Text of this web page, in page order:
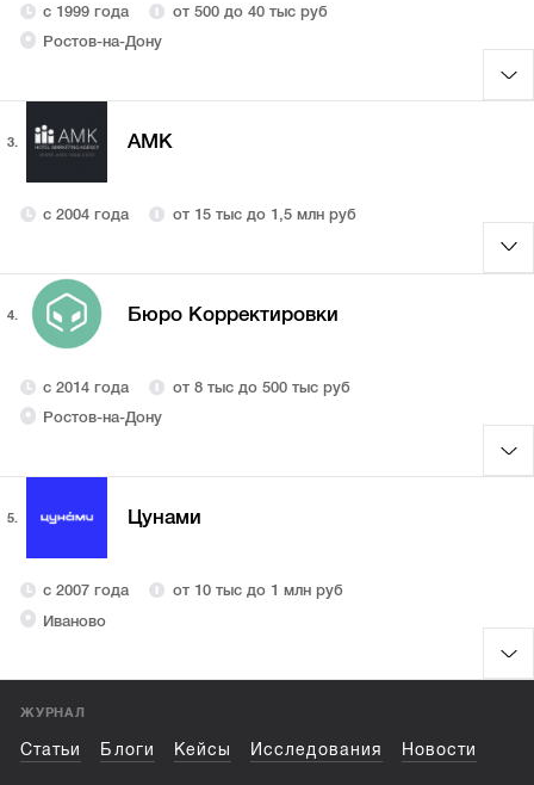
с 1999 года
от 500 до 40 тыс руб
Ростов-на-Дону
3. AMK
с 2004 года от 15 тыс до 1,5 млн руб
4. Бюро Корректировки
с 2014 года
от 8 тыс до 500 тыс руб
Ростов-на-Дону
5. Цунами
с 2007 года
от 10 тыс до 1 млн руб
Иваново
ЖУРНАЛ
Статьи Блоги Кейсы Исследования Новости